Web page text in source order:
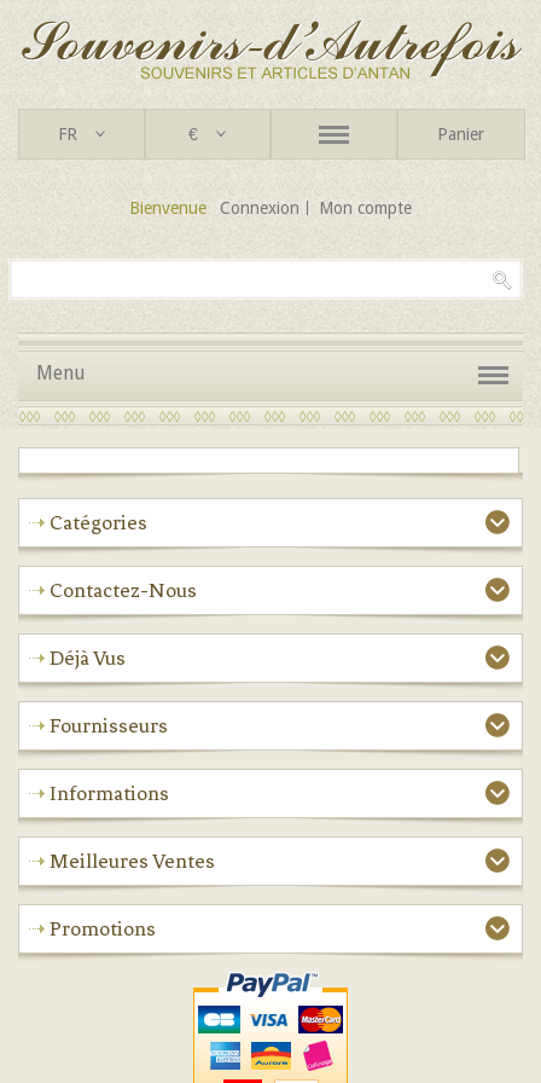
FR € Panier
Bienvenue Connexion Mon compte
Menu
Catégories
Contactez-Nous
Déjà Vus
Fournisseurs
Informations
Meilleures Ventes
Promotions